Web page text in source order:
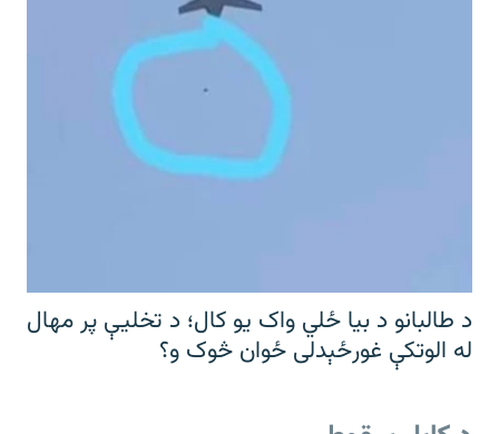
د طالبانو د بیا ځلي واک یو کال؛ د تخلیې پر مهال
له الوتکې غورځېدلی ځوان څوک و؟